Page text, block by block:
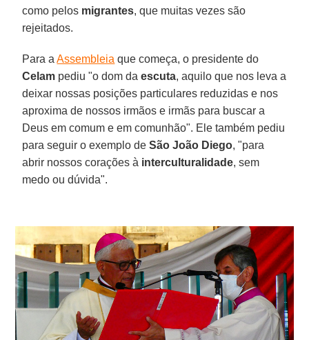
como pelos migrantes, que muitas vezes são
rejeitados.
Para aAssembleia que começa, o presidente do
Celam pediu "o dom daescuta, aquilo que nos leva a
deixar nossas posições particulares reduzidas e nos
aproxima de nossos irmãos e irmãs para buscar a
Deus em comum e em comunhão". Ele também pediu
para seguir o exemplo deSão João Diego, "para
abrir nossos corações à interculturalidade, sem
medo ou dúvida".